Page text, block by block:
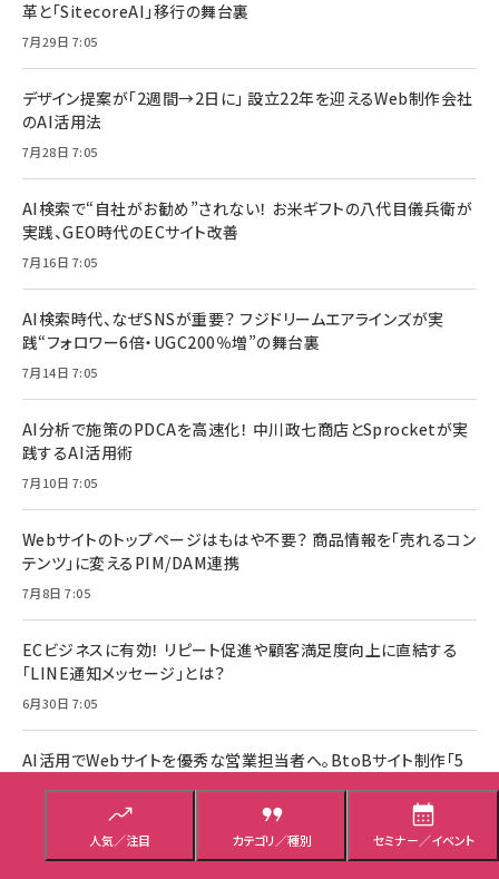
人気／注目 カテゴリ／種別 セミナー／イベント
革と「SitecoreAI」移行の舞台裏
7月29日 7:05
デザイン提案が「2週間→2日に」 設立22年を迎えるWeb制作会社
のAI活用法
7月28日 7:05
AI検索で“自社がお勧め”されない！ お米ギフトの八代目儀兵衛が
実践、GEO時代のECサイト改善
7月16日 7:05
AI検索時代、なぜSNSが重要？ フジドリームエアラインズが実
践“フォロワー6倍・UGC200％増”の舞台裏
7月14日 7:05
AI分析で施策のPDCAを高速化！ 中川政七商店とSprocketが実
践するAI活用術
7月10日 7:05
Webサイトのトップページはもはや不要？ 商品情報を「売れるコン
テンツ」に変えるPIM/DAM連携
7月8日 7:05
ECビジネスに有効！ リピート促進や顧客満足度向上に直結する
「LINE通知メッセージ」とは？
6月30日 7:05
AI活用でWebサイトを優秀な営業担当者へ。BtoBサイト制作「5